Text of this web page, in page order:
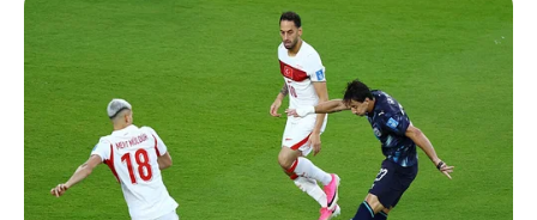
beliebtes Ausflugsziel der südlichen Region von
Hessen. Informationen unter
wiki/V
ivarium Darmstadt
Rosengarten Rosenhöhe - Eingebettet in den Park
Rosenhöhe in Darmstadt ist das terrassenförmig
angelegte Rosarium mit dem Rosendom, den
Säulenpergolen und dem eingebetteten Teich mit